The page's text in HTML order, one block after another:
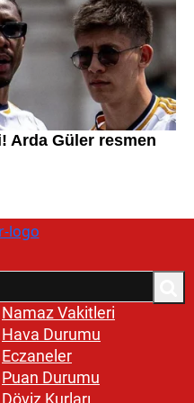
Namaz Vakitleri
Hava Durumu
Eczaneler
Puan Durumu
Döviz Kurları